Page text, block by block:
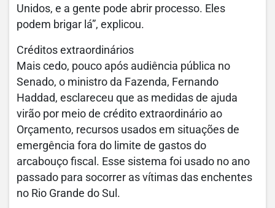
Unidos, e a gente pode abrir processo. Eles
podem brigar lá”, explicou.
Créditos extraordinários
Mais cedo, pouco após audiência pública no
Senado, o ministro da Fazenda, Fernando
Haddad, esclareceu que as medidas de ajuda
virão por meio de crédito extraordinário ao
Orçamento, recursos usados em situações de
emergência fora do limite de gastos do
arcabouço fiscal. Esse sistema foi usado no ano
passado para socorrer as vítimas das enchentes
no Rio Grande do Sul.